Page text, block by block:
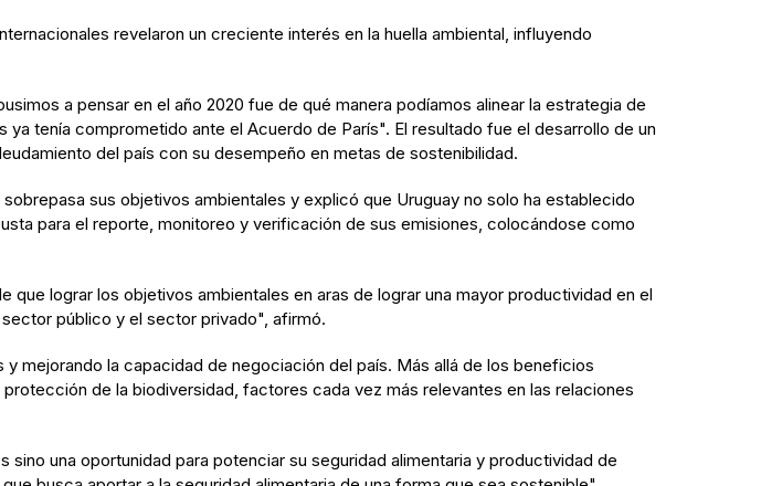
revelaron un creciente interés en la huella ambiental, influyendo
a pensar en el año 2020 fue de qué manera podíamos alinear la estrategia de
tenía comprometido ante el Acuerdo de París". El resultado fue el desarrollo de un
del país con su desempeño en metas de sostenibilidad.
sus objetivos ambientales y explicó que Uruguay no solo ha establecido
para el reporte, monitoreo y verificación de sus emisiones, colocándose como
lograr los objetivos ambientales en aras de lograr una mayor productividad en el
público y el sector privado", afirmó.
mejorando la capacidad de negociación del país. Más allá de los beneficios
de la biodiversidad, factores cada vez más relevantes en las relaciones
una oportunidad para potenciar su seguridad alimentaria y productividad de